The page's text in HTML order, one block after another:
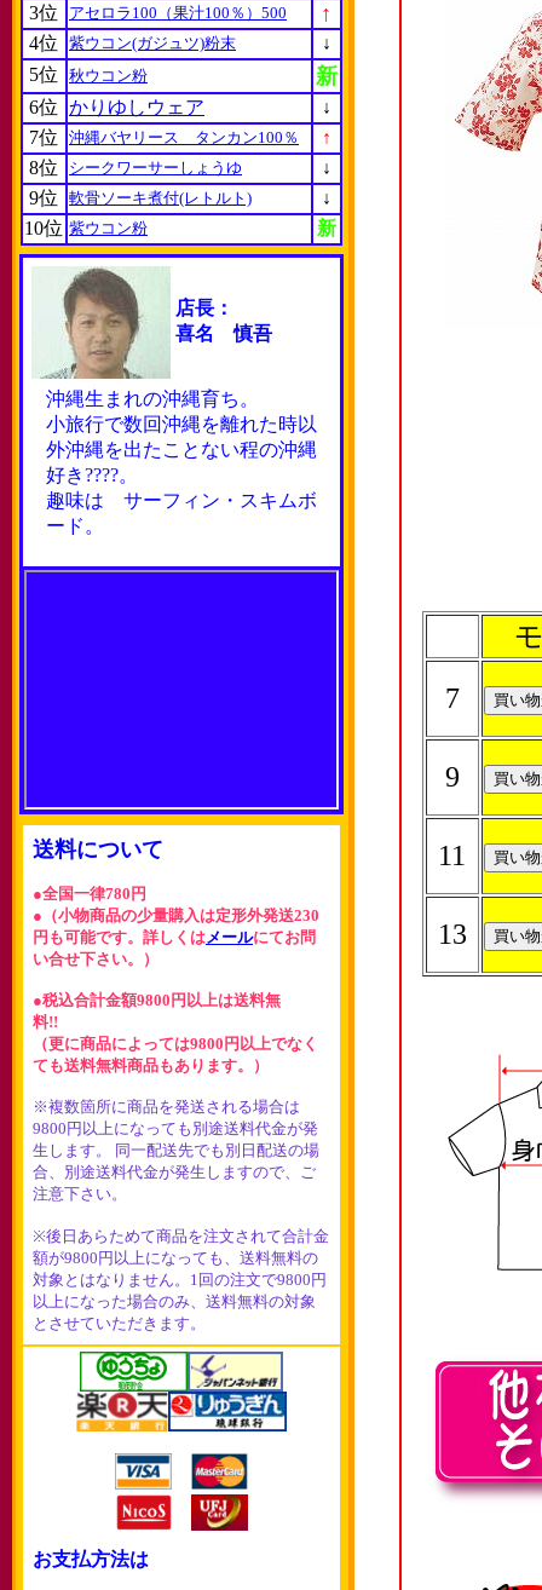
3位
アセロラ100（果汁100％）500 ↑
4位 紫ウコン(ガジュツ)粉末
↓
5位
秋ウコン粉 新
6位 かりゆしウェア
↓
7位
沖縄バヤリース タンカン100％
↑
8位
シークワーサーしょうゆ
↓
9位
軟骨ソーキ煮付(レトルト)
↓
10位 紫ウコン粉 新
店長：
喜名 慎吾
沖縄生まれの沖縄育ち。
小旅行で数回沖縄を離れた時以
外沖縄を出たことない程の沖縄
好き????。
趣味は サーフィン・スキムボ
ード。
送料について
●全国一律780円
●（小物商品の少量購入は定形外発送230
円も可能です。詳しくはメールにてお問
い合せ下さい。）
●税込合計金額9800円以上は送料無
料!!
（更に商品によっては9800円以上でなく
ても送料無料商品もあります。）
※複数箇所に商品を発送される場合は
9800円以上になっても別途送料代金が発
生します。 同一配送先でも別日配送の場
合、別途送料代金が発生しますので、ご
注意下さい。
※後日あらためて商品を注文されて合計金
額が9800円以上になっても、送料無料の
対象とはなりません。1回の注文で9800円
以上になった場合のみ、送料無料の対象
とさせていただきます。
お支払方法は
7
9
11
13